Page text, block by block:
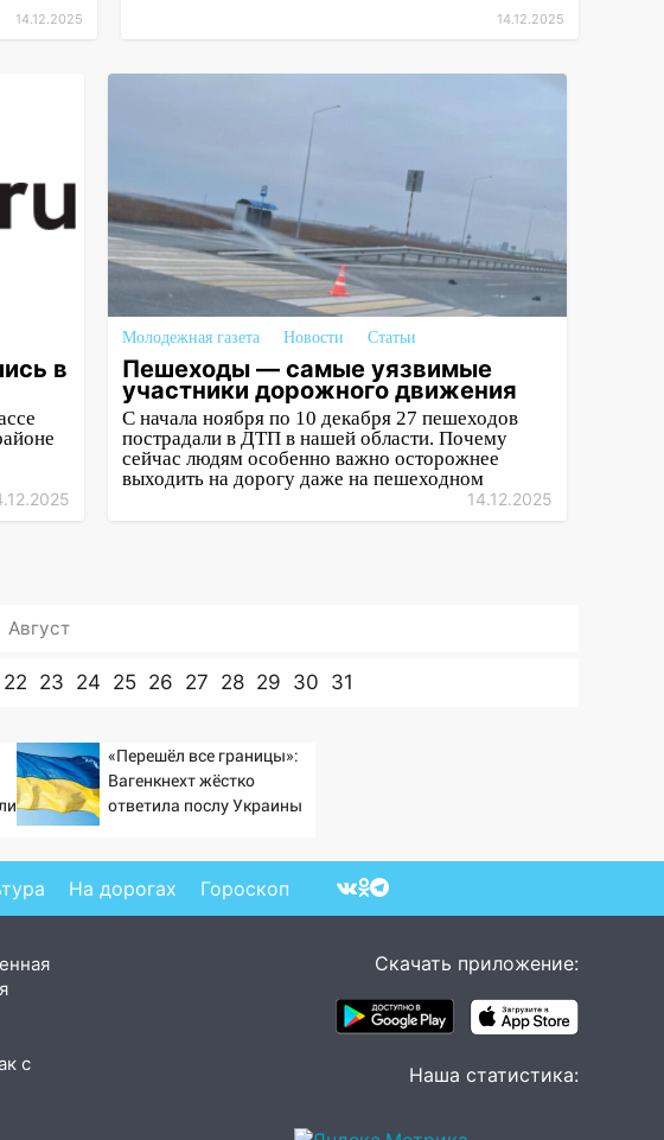
14.12.2025 14.12.2025
в
Молодежная газета Новости Статьи
Пешеходы — самые уязвимые
участники дорожного движения
С начала ноября по 10 декабря 27 пешеходов
пострадали в ДТП в нашей области. Почему
сейчас людям особенно важно осторожнее
выходить на дорогу даже на пешеходном
14.12.2025
Август
22 23 24 25 26 27 28 29 30 31
«Перешёл все границы»:
Вагенкнехт жёстко
ответила послу Украины
На дорогах Гороскоп
с
Скачать приложение:
Наша статистика: